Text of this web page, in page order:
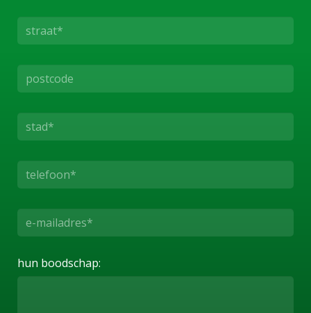
hun boodschap: